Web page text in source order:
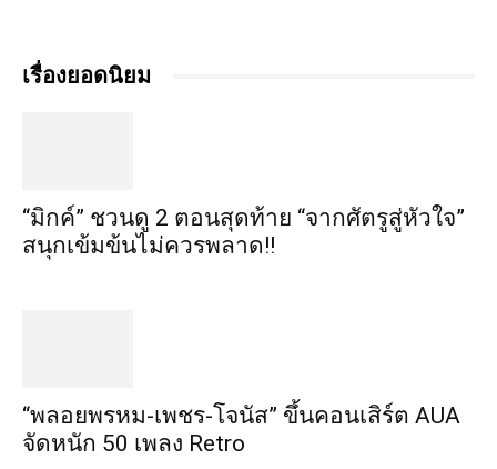
เรื่องยอดนิยม
“มิกค์” ชวนดู 2 ตอนสุดท้าย “จากศัตรูสู่หัวใจ”
สนุกเข้มข้นไม่ควรพลาด!!
“พลอยพรหม-เพชร-โจนัส” ขึ้นคอนเสิร์ต AUA
จัดหนัก 50 เพลง Retro